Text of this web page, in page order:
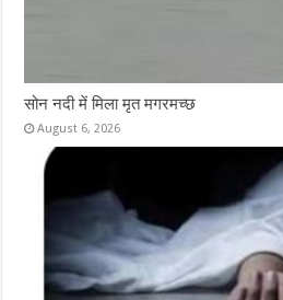
सोन नदी में मिला मृत मगरमच्छ
August 6, 2026